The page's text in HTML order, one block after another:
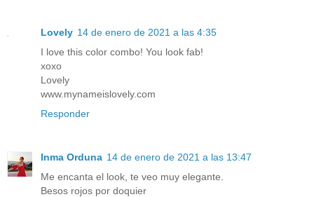
Lovely 14 de enero de 2021 a las 4:35
I love this color combo! You look fab!
xoxo
Lovely
www.mynameislovely.com
Responder
Inma Orduna 14 de enero de 2021 a las 13:47
Me encanta el look, te veo muy elegante.
Besos rojos por doquier